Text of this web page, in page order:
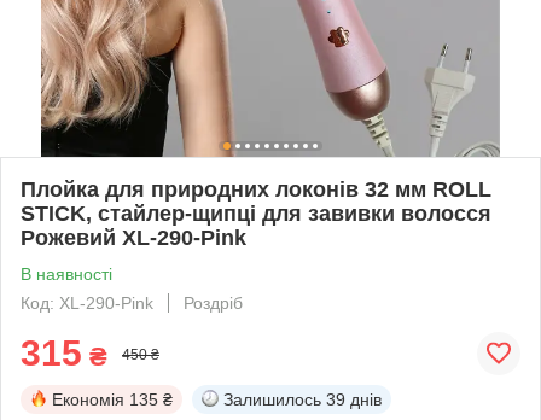
Плойка для природних локонів 32 мм ROLL
STICK, стайлер-щипці для завивки волосся
Рожевий XL-290-Pink
В наявності
Код: XL-290-Pink
Роздріб
315 ₴ 450 ₴
Економія 135 ₴ Залишилось 39 днів